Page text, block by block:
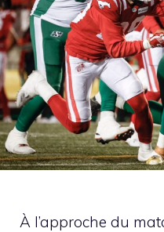
À l’approche du